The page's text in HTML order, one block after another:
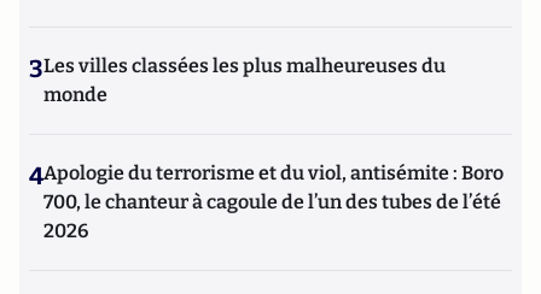
3Les villes classées les plus malheureuses du
monde
4Apologie du terrorisme et du viol, antisémite : Boro
700, le chanteur à cagoule de l’un des tubes de l’été
2026